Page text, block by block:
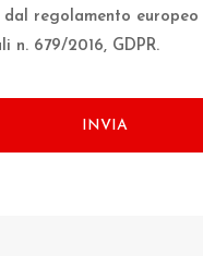
regolamento
n. 679/2016, GDPR.